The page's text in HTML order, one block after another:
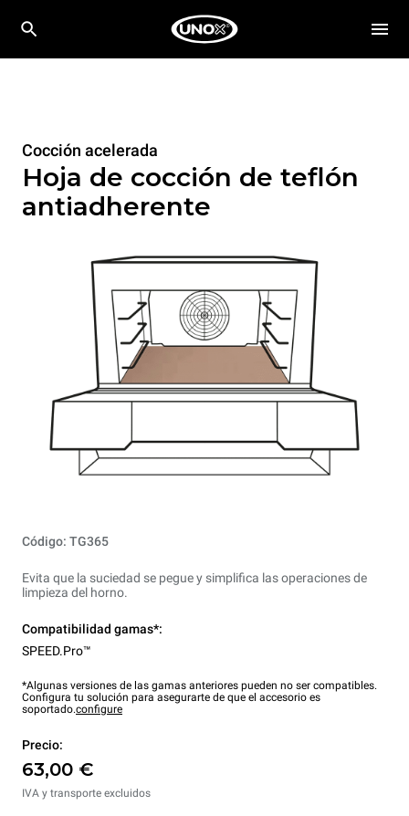
Cocción acelerada
Hoja de cocción de teflón
antiadherente
Código: TG365
Evita que la suciedad se pegue y simplifica las operaciones de
limpieza del horno.
Compatibilidad gamas*:
SPEED.Pro™
*Algunas versiones de las gamas anteriores pueden no ser compatibles.
Configura tu solución para asegurarte de que el accesorio es
soportado.configure
Precio:
63,00 €
IVA y transporte excluidos